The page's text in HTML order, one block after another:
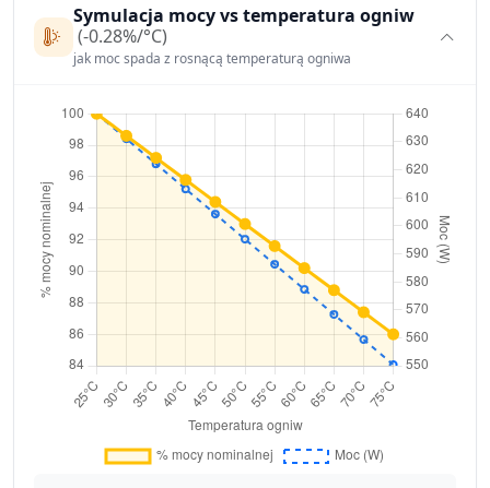
Symulacja mocy vs temperatura ogniw
(-0.28%/°C)
jak moc spada z rosnącą temperaturą ogniwa